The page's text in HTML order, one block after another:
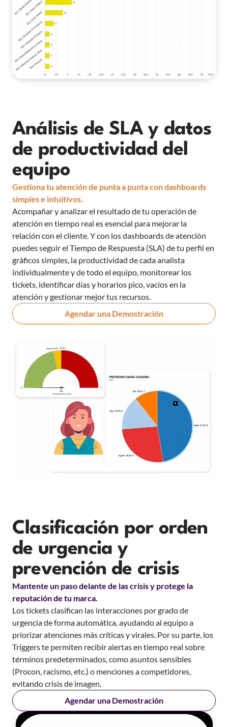
Análisis de SLA y datos
de productividad del
equipo
Gestiona tu atención de punta a punta con dashboards
simples e intuitivos.
Acompañar y analizar el resultado de tu operación de
atención en tiempo real es esencial para mejorar la
relación con el cliente. Y con los dashboards de atención
puedes seguir el Tiempo de Respuesta (SLA) de tu perfil en
gráficos simples, la productividad de cada analista
individualmente y de todo el equipo, monitorear los
tickets, identificar días y horarios pico, vacíos en la
atención y gestionar mejor tus recursos.
Agendar una Demostración
Clasificación por orden
de urgencia y
prevención de crisis
Mantente un paso delante de las crisis y protege la
reputación de tu marca.
Los tickets clasifican las interacciones por grado de
urgencia de forma automática, ayudando al equipo a
priorizar atenciones más críticas y virales. Por su parte, los
Triggers te permiten recibir alertas en tiempo real sobre
términos predeterminados, como asuntos sensibles
(Procon, racismo, etc.) o menciones a competidores,
evitando crisis de imagen.
Agendar una Demostración